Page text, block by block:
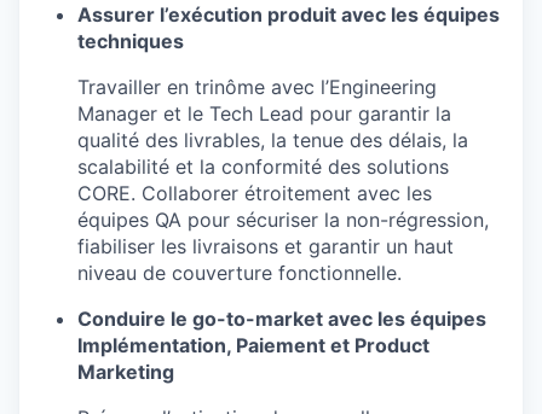
Assurer l’exécution produit avec les équipes
techniques
Travailler en trinôme avec l’Engineering
Manager et le Tech Lead pour garantir la
qualité des livrables, la tenue des délais, la
scalabilité et la conformité des solutions
CORE. Collaborer étroitement avec les
équipes QA pour sécuriser la non-régression,
fiabiliser les livraisons et garantir un haut
niveau de couverture fonctionnelle.
Conduire le go-to-market avec les équipes
Implémentation, Paiement et Product
Marketing